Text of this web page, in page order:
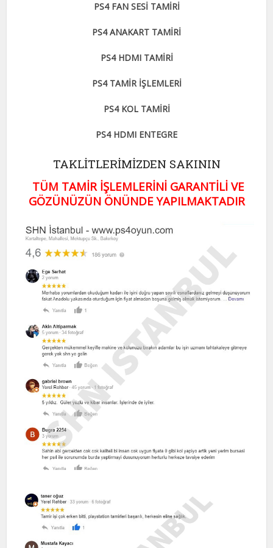
PS4 FAN SESİ TAMİRİ
PS4 ANAKART TAMİRİ
PS4 HDMI TAMİRİ
PS4 TAMİR İŞLEMLERİ
PS4 KOL TAMİRİ
PS4 HDMI ENTEGRE
TAKLİTLERİMİZDEN SAKININ
TÜM TAMİR İŞLEMLERİNİ GARANTİLİ VE
GÖZÜNÜZÜN ÖNÜNDE YAPILMAKTADIR